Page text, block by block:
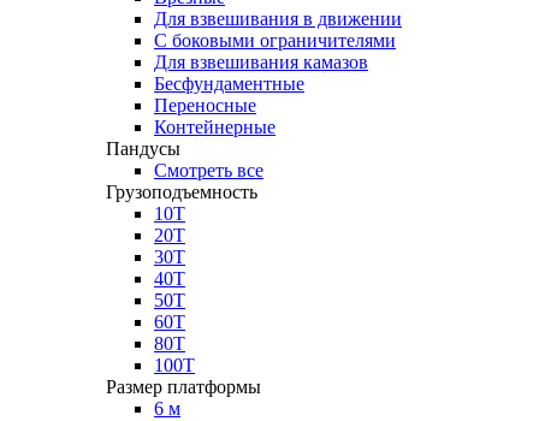
Для взвешивания в движении
С боковыми ограничителями
Для взвешивания камазов
Бесфундаментные
Переносные
Контейнерные
Пандусы
Смотреть все
Грузоподъемность
10Т
20Т
30Т
40Т
50Т
60Т
80Т
100Т
Размер платформы
6 м